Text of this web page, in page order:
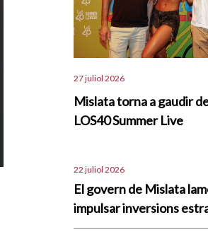
27 juliol 2026
Mislata torna a gaudir
LOS40 Summer Live
22 juliol 2026
El govern de Mislata
impulsar inversions